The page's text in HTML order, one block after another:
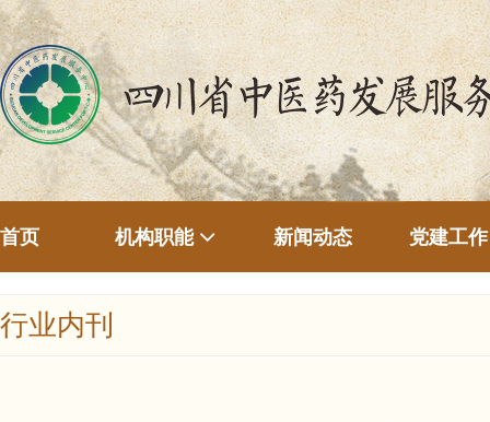
首页 机构职能 新闻动态 党建工作
行业内刊